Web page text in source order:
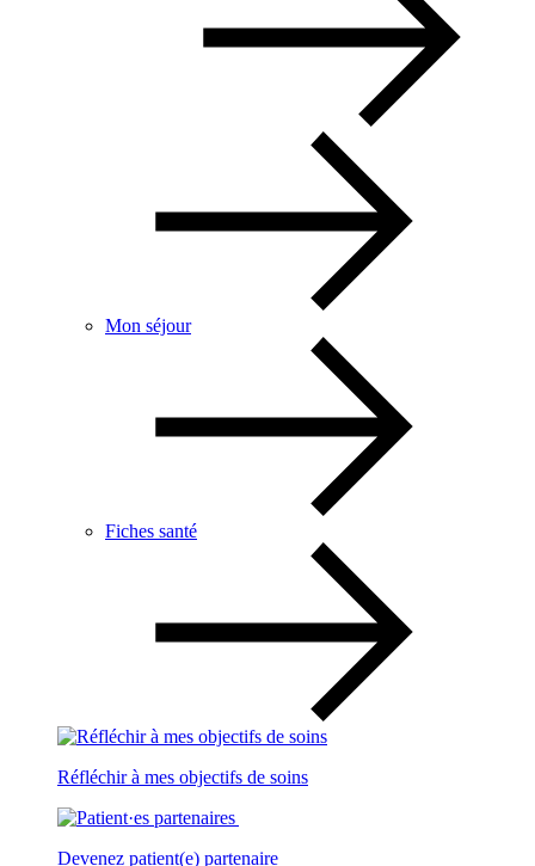
Mon séjour
Fiches santé
Réfléchir à mes objectifs de soins
Devenez patient(e) partenaire